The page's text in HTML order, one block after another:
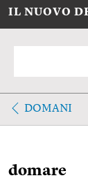
IL NUOVO
DOMANI
domare